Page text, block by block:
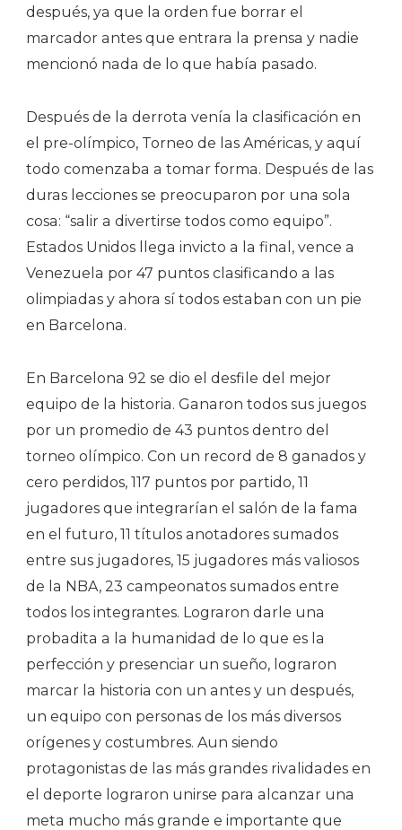
después, ya que la orden fue borrar el
marcador antes que entrara la prensa y nadie
mencionó nada de lo que había pasado.
Después de la derrota venía la clasificación en
el pre-olímpico, Torneo de las Américas, y aquí
todo comenzaba a tomar forma. Después de las
duras lecciones se preocuparon por una sola
cosa: “salir a divertirse todos como equipo”.
Estados Unidos llega invicto a la final, vence a
Venezuela por 47 puntos clasificando a las
olimpiadas y ahora sí todos estaban con un pie
en Barcelona.
En Barcelona 92 se dio el desfile del mejor
equipo de la historia. Ganaron todos sus juegos
por un promedio de 43 puntos dentro del
torneo olímpico. Con un record de 8 ganados y
cero perdidos, 117 puntos por partido, 11
jugadores que integrarían el salón de la fama
en el futuro, 11 títulos anotadores sumados
entre sus jugadores, 15 jugadores más valiosos
de la NBA, 23 campeonatos sumados entre
todos los integrantes. Lograron darle una
probadita a la humanidad de lo que es la
perfección y presenciar un sueño, lograron
marcar la historia con un antes y un después,
un equipo con personas de los más diversos
orígenes y costumbres. Aun siendo
protagonistas de las más grandes rivalidades en
el deporte lograron unirse para alcanzar una
meta mucho más grande e importante que